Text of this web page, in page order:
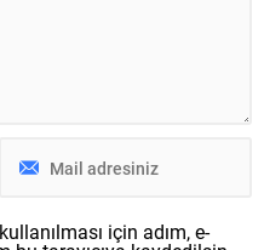
için adım, e-